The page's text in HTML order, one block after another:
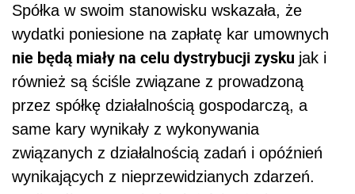
Spółka w swoim stanowisku wskazała, że
wydatki poniesione na zapłatę kar umownych
nie będą miały na celu dystrybucji zysku jak i
również są ściśle związane z prowadzoną
przez spółkę działalnością gospodarczą, a
same kary wynikały z wykonywania
związanych z działalnością zadań i opóźnień
wynikających z nieprzewidzianych zdarzeń.